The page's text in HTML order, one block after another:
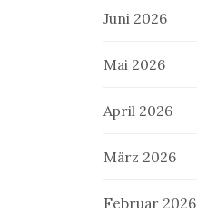
Juni 2026
Mai 2026
April 2026
März 2026
Februar 2026